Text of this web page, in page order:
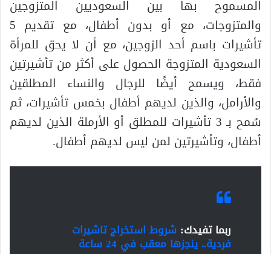
المسموح بها بين السعوديين المتزوجين
والمتزوجات، مع أو بدون أطفال، مع تقديم 5
تأشيرات باسم أحد الزوجين، مع أن لا يحق للمرأة
السعودية المتزوجة الحصول على أكثر من تأشيرتين
فقط، ويسمح أيضًا للرجال والنساء المطلقين
والأرامل، والذين لديهم أطفال بخمس تأشيرات، ثم
سُمح بـ 3 تأشيرات للمطلق أو الأرملة الذين لديهم
أطفال، وتأشيرتين لمن ليس لديهم أطفال.
ربما تفيدك: شروط استخراج تاشيرات
فردية.. ينجزها معقب في 24 ساعة